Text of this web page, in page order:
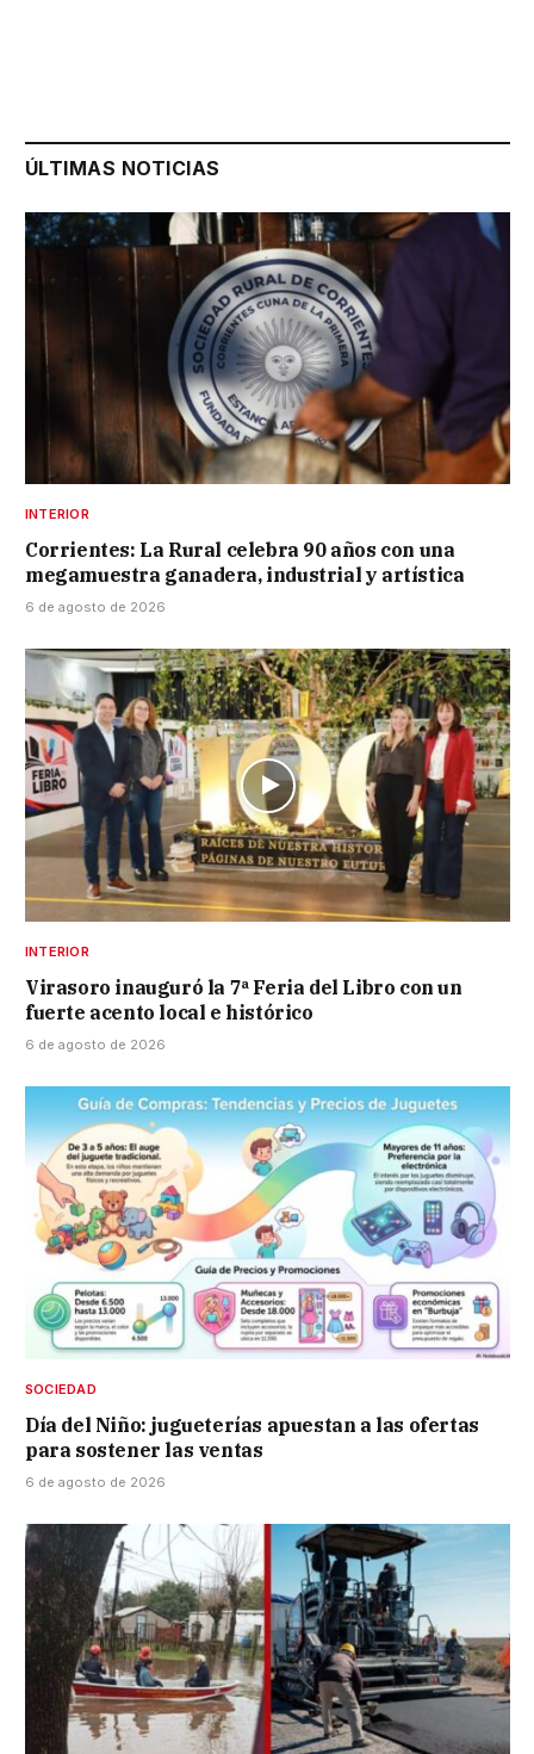
ÚLTIMAS NOTICIAS
INTERIOR
Corrientes: La Rural celebra 90 años con una
megamuestra ganadera, industrial y artística
6 de agosto de 2026
INTERIOR
Virasoro inauguró la 7ª Feria del Libro con un
fuerte acento local e histórico
6 de agosto de 2026
SOCIEDAD
Día del Niño: jugueterías apuestan a las ofertas
para sostener las ventas
6 de agosto de 2026